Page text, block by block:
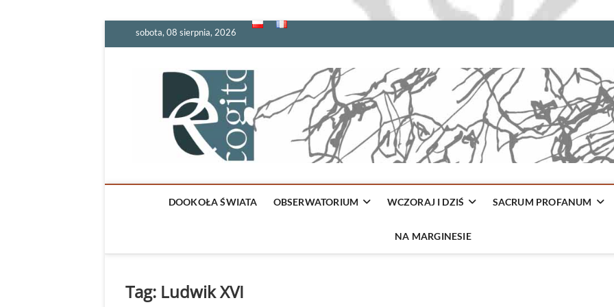
sobota, 08 sierpnia, 2026
DOOKOŁA ŚWIATA OBSERWATORIUM WCZORAJ I DZIŚ SACRUM PROFANUM
NA MARGINESIE
Tag: Ludwik XVI